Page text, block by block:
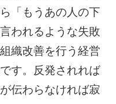
「もうあの人の下
われるような失敗
織改善を行う経営
す。反発されれば
伝わらなければ寂